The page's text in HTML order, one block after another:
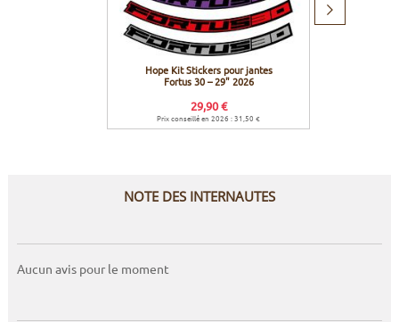
Hope Kit Stickers pour jantes
Fortus 30 – 29" 2026
29,90 €
Prix conseillé en 2026 : 31,50 €
Produit
NOTE DES INTERNAUTES
Aucun avis pour le moment